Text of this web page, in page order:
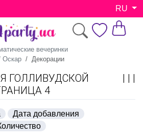
RU
вечеринки
Оскар
Декорации
ГОЛЛИВУДСКОЙ
4
Дата добавления